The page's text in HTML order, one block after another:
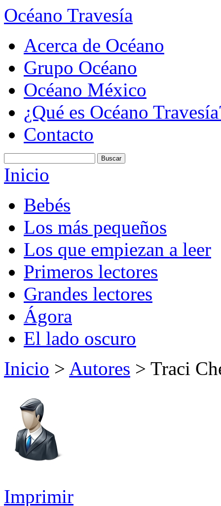
Océano Travesía
Acerca de Océano
Grupo Océano
Océano México
¿Qué es Océano
Contacto
Inicio
Bebés
Los más pequeños
Los que empiezan a leer
Primeros lectores
Grandes lectores
Ágora
El lado oscuro
Inicio > Autores > Traci
Imprimir